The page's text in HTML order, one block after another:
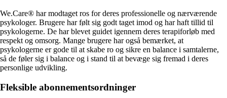
We.Care® har modtaget ros for deres professionelle og nærværende
psykologer. Brugere har følt sig godt taget imod og har haft tillid til
psykologerne. De har blevet guidet igennem deres terapiforløb med
respekt og omsorg. Mange brugere har også bemærket, at
psykologerne er gode til at skabe ro og sikre en balance i samtalerne,
så de føler sig i balance og i stand til at bevæge sig fremad i deres
personlige udvikling.
Fleksible abonnementsordninger